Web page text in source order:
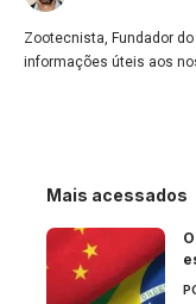
Zootecnista, Fundador
informações úteis aos
Mais acessados